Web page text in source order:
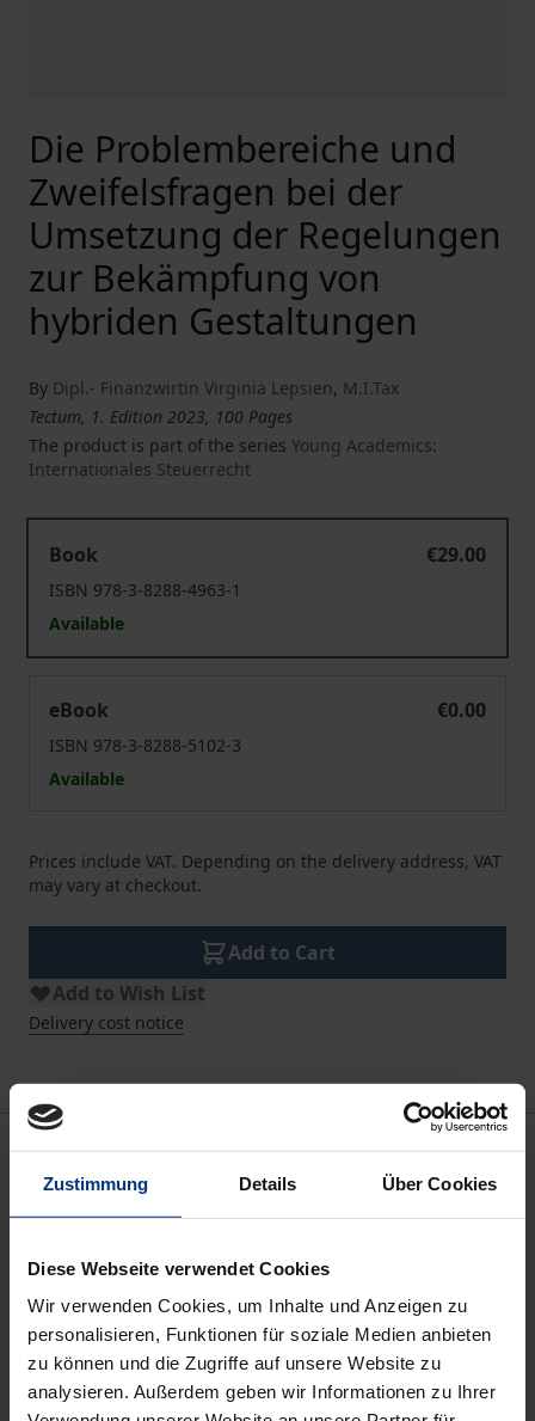
Zustimmung Details Über Cookies
Diese Webseite verwendet Cookies
Wir verwenden Cookies, um Inhalte und Anzeigen zu
personalisieren, Funktionen für soziale Medien anbieten
zu können und die Zugriffe auf unsere Website zu
analysieren. Außerdem geben wir Informationen zu Ihrer
Die Problembereiche und
Zweifelsfragen bei der
Umsetzung der Regelungen
zur Bekämpfung von
hybriden Gestaltungen
By Dipl.- Finanzwirtin Virginia Lepsien, M.I.Tax
Tectum, 1. Edition 2023, 100 Pages
The product is part of the series Young Academics:
Internationales Steuerrecht
Book
€29.00
ISBN 978-3-8288-4963-1
Available
eBook
€0.00
ISBN 978-3-8288-5102-3
Available
Prices include VAT. Depending on the delivery address, VAT
may vary at checkout.
Add to Cart
Add to Wish List
Delivery cost notice
Description
Section 4k EStG introduced rules to combat hybrid
unanswered. Virginia Lepsien examines the
questions of interpretation of § 4k EStG and critically
questions whether the legislator has achieved its
original goal with this legal norm. In doing so, she